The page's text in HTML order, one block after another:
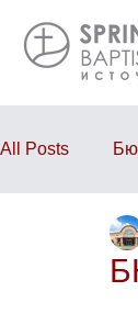
All Posts
Проповедь